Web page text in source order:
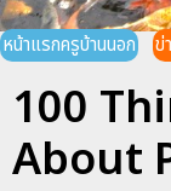
หน้าแรกครูบ้านนอก ข่
100
About